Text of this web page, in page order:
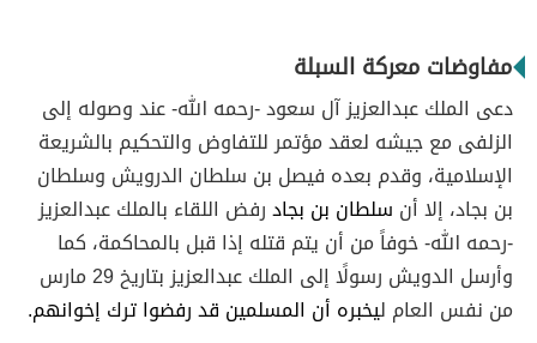
مفاوضات معركة السبلة
دعى الملك عبدالعزيز آل سعود -رحمه الله- عند وصوله إلى
الزلفى مع جيشه لعقد مؤتمر للتفاوض والتحكيم بالشريعة
الإسلامية، وقدم بعده فيصل بن سلطان الدرويش وسلطان
بن بجاد، إلا أن سلطان بن بجادرفض اللقاء بالملك عبدالعزيز
-رحمه الله- خوفاً من أن يتم قتله إذا قبل بالمحاكمة، كما
وأرسل الدويش رسولًا إلى الملك عبدالعزيز بتاريخ 29 مارس
من نفس العام ليخبره أن المسلمين قد رفضوا ترك إخوانهم.